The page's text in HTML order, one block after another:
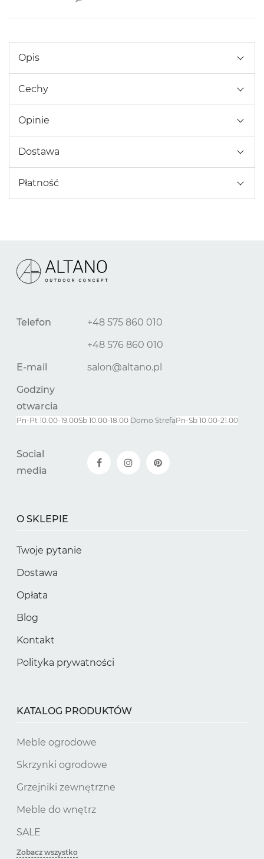
Opis
Cechy
Opinie
Dostawa
Płatność
Telefon
+48 575 860 010
+48 576 860 010
E-mail
salon@altano.pl
Godziny
otwarcia
Pn-Pt 10.00-19.00Sb 10.00-18.00 Domo StrefaPn-Sb 10.00-21.00
Social
media
O SKLEPIE
Twoje pytanie
Dostawa
Opłata
Blog
Kontakt
Polityka prywatności
KATALOG PRODUKTÓW
Meble ogrodowe
Skrzynki ogrodowe
Grzejniki zewnętrzne
Meble do wnętrz
SALE
Zobacz wszystko